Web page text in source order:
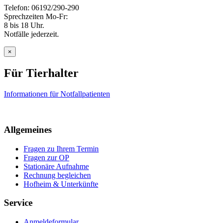
Telefon: 06192/290-290
Sprechzeiten Mo-Fr:
8 bis 18 Uhr.
Notfälle jederzeit.
×
Für Tierhalter
Informationen für Notfallpatienten
Allgemeines
Fragen zu Ihrem Termin
Fragen zur OP
Stationäre Aufnahme
Rechnung begleichen
Hofheim & Unterkünfte
Service